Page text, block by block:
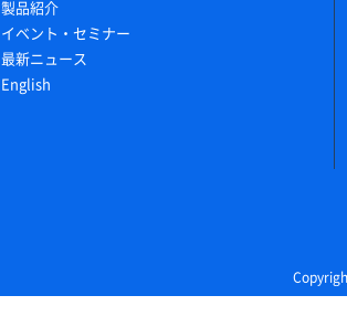
製品紹介
イベント・セミナー
最新ニュース
English